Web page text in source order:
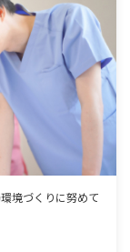
境づくりに努めて